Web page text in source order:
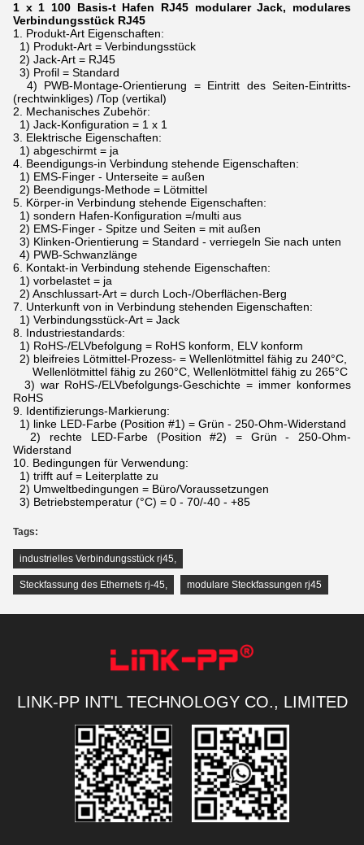
1 x 1 100 Basis-t Hafen RJ45 modularer Jack, modulares
Verbindungsstück RJ45
1. Produkt-Art Eigenschaften:
1) Produkt-Art = Verbindungsstück
2) Jack-Art = RJ45
3) Profil = Standard
4) PWB-Montage-Orientierung = Eintritt des Seiten-Eintritts-
(rechtwinkliges) /Top (vertikal)
2. Mechanisches Zubehör:
1) Jack-Konfiguration = 1 x 1
3. Elektrische Eigenschaften:
1) abgeschirmt = ja
4. Beendigungs-in Verbindung stehende Eigenschaften:
1) EMS-Finger - Unterseite = außen
2) Beendigungs-Methode = Lötmittel
5. Körper-in Verbindung stehende Eigenschaften:
1) sondern Hafen-Konfiguration =/multi aus
2) EMS-Finger - Spitze und Seiten = mit außen
3) Klinken-Orientierung = Standard - verriegeln Sie nach unten
4) PWB-Schwanzlänge
6. Kontakt-in Verbindung stehende Eigenschaften:
1) vorbelastet = ja
2) Anschlussart-Art = durch Loch-/Oberflächen-Berg
7. Unterkunft von in Verbindung stehenden Eigenschaften:
1) Verbindungsstück-Art = Jack
8. Industriestandards:
1) RoHS-/ELVbefolgung = RoHS konform, ELV konform
2) bleifreies Lötmittel-Prozess- = Wellenlötmittel fähig zu 240°C,
Wellenlötmittel fähig zu 260°C, Wellenlötmittel fähig zu 265°C
3) war RoHS-/ELVbefolgungs-Geschichte = immer konformes
RoHS
9. Identifizierungs-Markierung:
1) linke LED-Farbe (Position #1) = Grün - 250-Ohm-Widerstand
2) rechte LED-Farbe (Position #2) = Grün - 250-Ohm-
Widerstand
10. Bedingungen für Verwendung:
1) trifft auf = Leiterplatte zu
2) Umweltbedingungen = Büro/Voraussetzungen
3) Betriebstemperatur (°C) = 0 - 70/-40 - +85
Tags:
industrielles Verbindungsstück rj45,
Steckfassung des Ethernets rj-45, modulare Steckfassungen rj45
LINK-PP INT'L TECHNOLOGY CO., LIMITED